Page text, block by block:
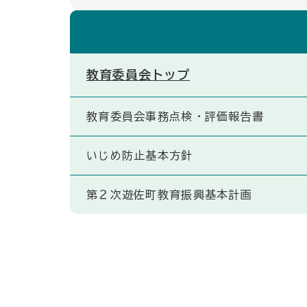
教育委員会トップ
教育委員会事務点検・評価報告書
いじめ防止基本方針
第２次遊佐町教育振興基本計画